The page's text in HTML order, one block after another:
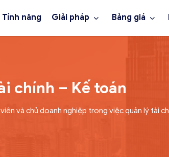
Tính năng Giải pháp Bảng giá
chính – Kế toán
và chủ doanh nghiệp trong việc quản lý tài